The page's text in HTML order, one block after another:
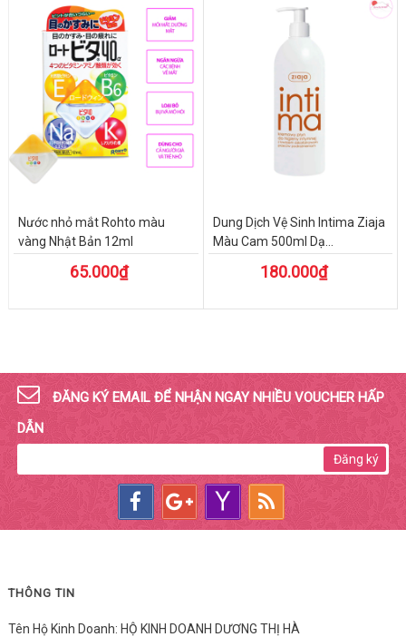
Nước nhỏ mắt Rohto màu
vàng Nhật Bản 12ml
65.000₫
Dung Dịch Vệ Sinh Intima Ziaja
Màu Cam 500ml Dạ...
180.000₫
ĐĂNG KÝ EMAIL ĐỂ NHẬN NGAY NHIỀU VOUCHER HẤP
DẪN
Đăng ký
THÔNG TIN
Tên Hộ Kinh Doanh: HỘ KINH DOANH DƯƠNG THỊ HÀ